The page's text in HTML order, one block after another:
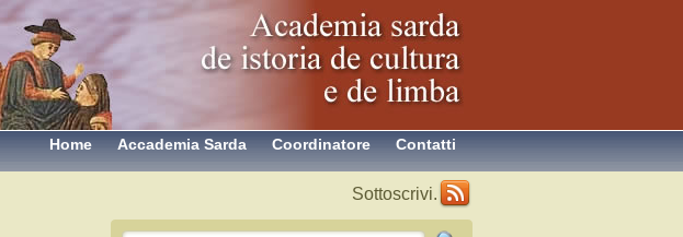
Contatti
Coordinatore
Accademia Sarda
Home
Sottoscrivi.